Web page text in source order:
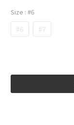
Size : #6
#6 #7